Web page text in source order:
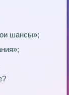
шансы»;